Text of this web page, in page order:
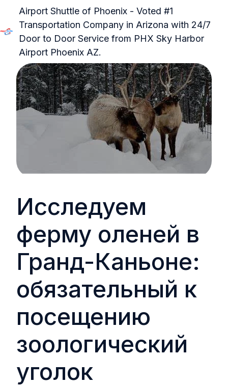
Airport Shuttle of Phoenix - Voted #1
Transportation Company in Arizona with 24/7
Door to Door Service from PHX Sky Harbor
Airport Phoenix AZ.
Исследуем
ферму оленей в
Гранд-Каньоне:
обязательный к
посещению
зоологический
уголок